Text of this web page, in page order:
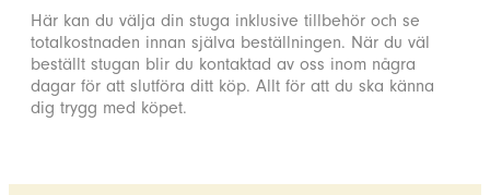
Här kan du välja din stuga inklusive tillbehör och se
totalkostnaden innan själva beställningen. När du väl
beställt stugan blir du kontaktad av oss inom några
dagar för att slutföra ditt köp. Allt för att du ska känna
dig trygg med köpet.